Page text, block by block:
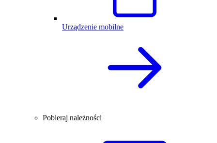
Urządzenie mobilne
Pobieraj należności